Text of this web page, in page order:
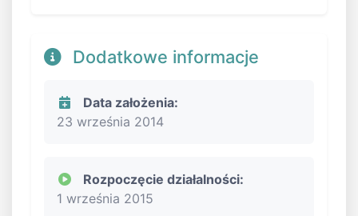
Dodatkowe informacje
Data założenia:
23 września 2014
Rozpoczęcie działalności:
1 września 2015